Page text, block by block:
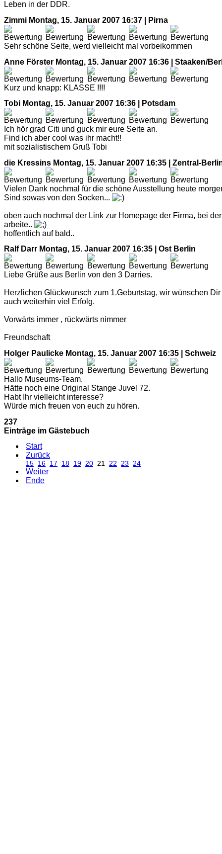
Leben in der DDR.
Zimmi Montag, 15. Januar 2007 16:37 | Pirna
Sehr schöne Seite, werd vielleicht mal vorbeikommen
Anne Förster Montag, 15. Januar 2007 16:36 | Staaken/
Kurz und knapp: KLASSE !!!!
Tobi Montag, 15. Januar 2007 16:36 | Potsdam
Ich hör grad Citi und guck mir eure Seite an.
Find ich aber cool was ihr macht!!
mit sozialistischem Gruß Tobi
die Kressins Montag, 15. Januar 2007 16:35 | Zentral-
Vielen Dank nochmal für die schöne Ausstellung heute
Sind sowas von den Socken...
oben auch nochmal der Link zur Homepage der Firma, bei
arbeite..
hoffentlich auf bald..
Ralf Darr Montag, 15. Januar 2007 16:35 | Ost Berlin
Liebe Grüße aus Berlin von den 3 Darries.
Herzlichen Glückwunsch zum 1.Geburtstag, wir wünschen Dir
auch weiterhin viel Erfolg.
Vorwärts immer , rückwärts nimmer
Freundschaft
Holger Paulicke Montag, 15. Januar 2007 16:35 | Schweiz
Hallo Museums-Team.
Hätte noch eine Original Stange Juvel 72.
Habt Ihr vielleicht interesse?
Würde mich freuen von euch zu hören.
237
Einträge im Gästebuch
Start
Zurück
15 16 17 18 19 20 21 22 23 24
Weiter
Ende